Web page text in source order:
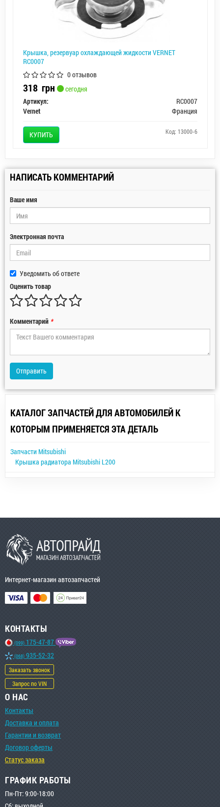
Крышка, резервуар охлаждающей жидкости VERNET
RC0007
0 отзывов
318 грн
сегодня
Артикул:
RC0007
Vernet
Франция
КУПИТЬ Код: 13000-6
НАПИСАТЬ КОММЕНТАРИЙ
Ваше имя
Электронная почта
Уведомить об ответе
Оценить товар
Комментарий *
Отправить
КАТАЛОГ ЗАПЧАСТЕЙ ДЛЯ АВТОМОБИЛЕЙ К
КОТОРЫМ ПРИМЕНЯЕТСЯ ЭТА ДЕТАЛЬ
Запчасти Mitsubishi
Крышка радиатора Mitsubishi L200
Интернет-магазин автозапчастей
КОНТАКТЫ
(099) 175-47-87
(068) 935-52-32
Заказать звонок
Запрос по VIN
О НАС
Контакты
Доставка и оплата
Гарантии и возврат
Договор оферты
Статус заказа
ГРАФИК РАБОТЫ
Пн-Пт: 9:00-18:00